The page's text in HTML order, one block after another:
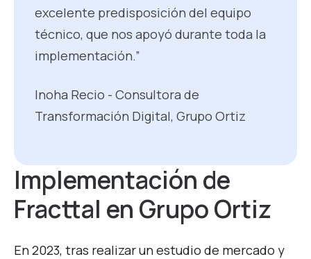
excelente predisposición del equipo
técnico, que nos apoyó durante toda la
implementación.”
Inoha Recio - Consultora de
Transformación Digital, Grupo Ortiz
Implementación de
Fracttal en Grupo Ortiz
En 2023, tras realizar un estudio de mercado y